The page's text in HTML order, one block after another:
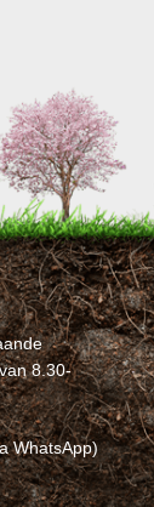
8.30-
WhatsApp)